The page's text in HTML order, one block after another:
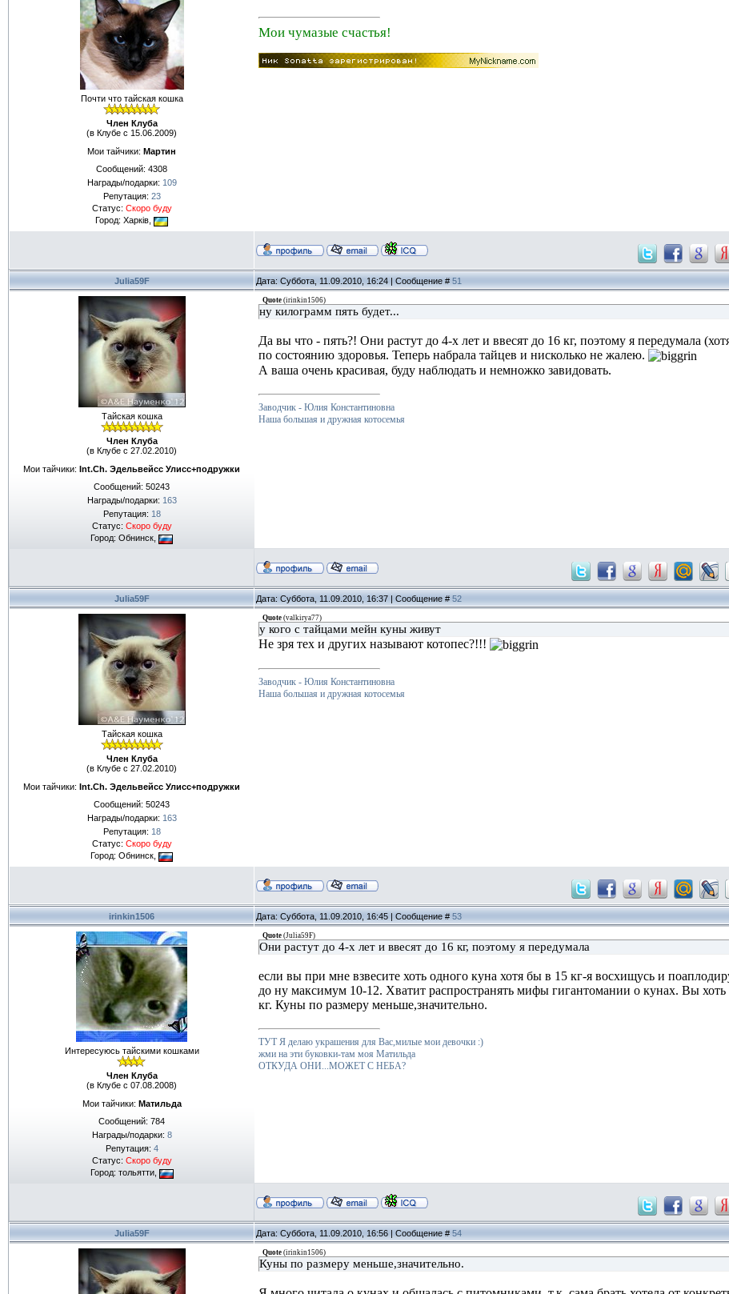
Почти что тайская кошка
Член Клуба
(в Клубе с 15.06.2009)
Мои тайчики: Мартин
Сообщений: 4308
Награды/подарки: 109
Репутация: 23
Статус: Скоро буду
Город: Харкiв,
Мои чумазые счастья!
Julia59F Дата: Суббота, 11.09.2010, 16:24 | Сообщение # 51
Тайская кошка
Член Клуба
(в Клубе с 27.02.2010)
Мои тайчики: Int.Ch. Эдельвейсс Улисс+подружки
Сообщений: 50243
Награды/подарки: 163
Репутация: 18
Статус: Скоро буду
Город: Обнинск,
Quote (irinkin1506)
ну килограмм пять будет...
Да вы что - пять?! Они растут до 4-х лет и ввесят до 16 кг, поэтому я передумала
по состоянию здоровья. Теперь набрала тайцев и нисколько не жалею.
А ваша очень красивая, буду наблюдать и немножко завидовать.
Заводчик - Юлия Константиновна
Наша большая и дружная котосемья
Julia59F Дата: Суббота, 11.09.2010, 16:37 | Сообщение # 52
Тайская кошка
Член Клуба
(в Клубе с 27.02.2010)
Мои тайчики: Int.Ch. Эдельвейсс Улисс+подружки
Сообщений: 50243
Награды/подарки: 163
Репутация: 18
Статус: Скоро буду
Город: Обнинск,
Quote (valkirya77)
у кого с тайцами мейн куны живут
Не зря тех и других называют котопес?!!!
Заводчик - Юлия Константиновна
Наша большая и дружная котосемья
irinkin1506 Дата: Суббота, 11.09.2010, 16:45 | Сообщение # 53
Интересуюсь тайскими кошками
Член Клуба
(в Клубе с 07.08.2008)
Мои тайчики: Матильда
Сообщений: 784
Награды/подарки: 8
Репутация: 4
Статус: Скоро буду
Город: тольятти,
Quote (Julia59F)
Они растут до 4-х лет и ввесят до 16 кг, поэтому я передумала
если вы при мне взвесите хоть одного куна хотя бы в 15 кг-я восхищусь и
до ну максимум 10-12. Хватит распространять мифы гигантомании о кунах. Вы
кг. Куны по размеру меньше,значительно.
ТУТ Я делаю украшения для Вас,милые мои девочки :)
жми на эти буковки-там моя Матильда
ОТКУДА ОНИ...МОЖЕТ С НЕБА?
Julia59F Дата: Суббота, 11.09.2010, 16:56 | Сообщение # 54
Quote (irinkin1506)
Куны по размеру меньше,значительно.